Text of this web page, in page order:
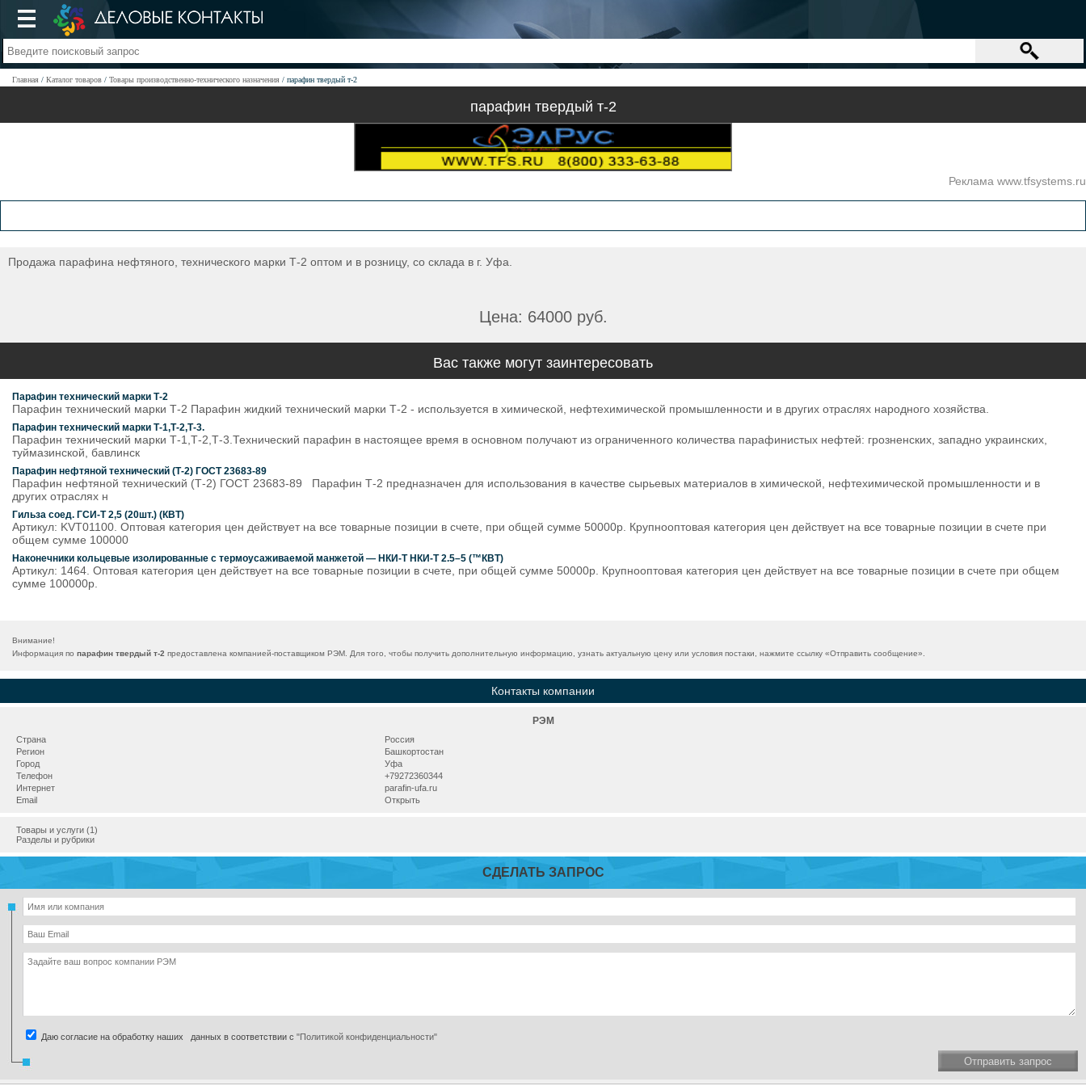
Главная Каталог товаров Товары производственно-технического назначения парафин твердый т-2
парафин твердый т-2
Реклама www.tfsystems.ru
Продажа парафина нефтяного, технического марки Т-2 оптом и в розницу, со склада в г. Уфа.
Цена: 64000 руб.
Вас также могут заинтересовать
Парафин технический марки Т-2
Парафин технический марки Т-2 Парафин жидкий технический марки Т-2 - используется в химической, нефтехимической промышленности и в других отраслях народного хозяйства.
Парафин технический марки Т-1,Т-2,Т-3.
Парафин технический марки Т-1,Т-2,Т-3.Технический парафин в настоящее время в основном получают из ограниченного количества парафинистых нефтей: грозненских, западно украинских,
туймазинской, бавлинск
Парафин нефтяной технический (Т-2) ГОСТ 23683-89
Парафин нефтяной технический (Т-2) ГОСТ 23683-89 Парафин Т-2 предназначен для использования в качестве сырьевых материалов в химической, нефтехимической промышленности и в
других отраслях н
Гильза соед. ГСИ-Т 2,5 (20шт.) (КВТ)
Артикул: KVT01100. Оптовая категория цен действует на все товарные позиции в счете, при общей сумме 50000р. Крупнооптовая категория цен действует на все товарные позиции в счете при
общем сумме 100000
Наконечники кольцевые изолированные с термоусаживаемой манжетой — НКИ-Т НКИ-Т 2.5–5 (™КВТ)
Артикул: 1464. Оптовая категория цен действует на все товарные позиции в счете, при общей сумме 50000р. Крупнооптовая категория цен действует на все товарные позиции в счете при общем
сумме 100000р.
Внимание!
Информация по парафин твердый т-2 предоставлена компанией-поставщиком РЭМ. Для того, чтобы получить дополнительную информацию, узнать актуальную цену или условия постаки, нажмите ссылку «Отправить сообщение».
Контакты компании
РЭМ
Страна
Россия
Регион
Башкортостан
Город
Уфа
Телефон
+79272360344
Интернет
parafin-ufa.ru
Email
Открыть
Товары и услуги (1)
Разделы и рубрики
СДЕЛАТЬ ЗАПРОС
Даю согласие на обработку наших данных в соответствии с "Политикой конфиденциальности"
Отправить запрос